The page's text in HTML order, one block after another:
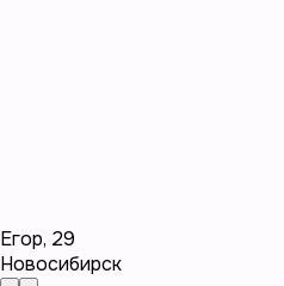
Егор, 29
Новосибирск